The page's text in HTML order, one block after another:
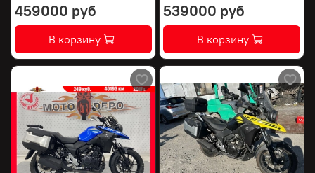
459000 руб
В корзину
539000 руб
В корзину